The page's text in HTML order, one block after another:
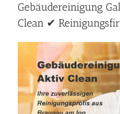
Gebäudereinigung
Clean ✔